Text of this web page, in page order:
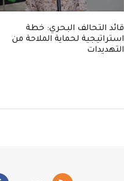
قائد التحالف البحري: خطة
استراتيجية لحماية الملاحة من
التهديدات